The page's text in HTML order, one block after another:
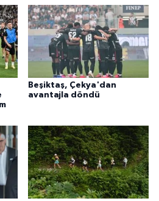
Beşiktaş, Çekya'dan
avantajla döndü